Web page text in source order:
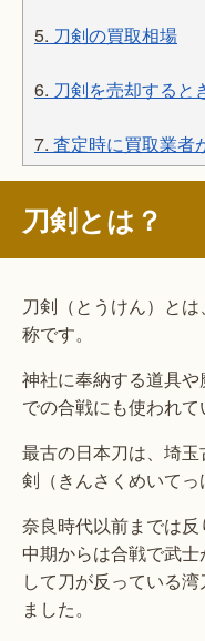
5. 刀剣の買取相場
6. 刀剣を売却すると
7. 査定時に買取業者
刀剣とは？
刀剣（とうけん）と
称です。
神社に奉納する道具
での合戦にも使われて
最古の日本刀は、埼
剣（きんさくめいてっ
奈良時代以前までは
中期からは合戦で武
して刀が反っている
ました。